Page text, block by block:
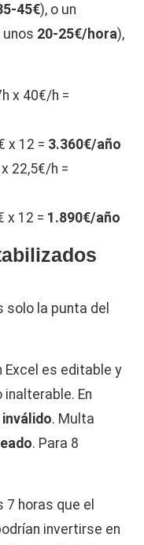
45€), o un
20-25€/hora),
x 40€/h =
x 12 = 3.360€/año
22,5€/h =
x 12 = 1.890€/año
solo la punta del
Excel es editable y
En
inválido. Multa
. Para 8
7 horas que el
invertirse en